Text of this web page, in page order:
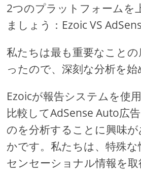
2つのプラットフォームを
ましょう：Ezoic VS
私たちは最も重要なこと
ったので、深刻な分析を始
Ezoicが報告システムを使
比較してAdSense Auto広
のを分析することに興味
かです。私たちは、特殊な
センセーショナル情報を取